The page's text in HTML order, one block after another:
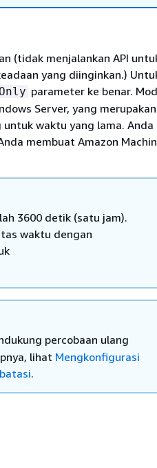
(tidak menjalankan API
yang diinginkan.)
parameter ke benar.
Server, yang merupakan
waktu yang lama. Anda
membuat Amazon
3600 detik (satu jam).
waktu dengan
percobaan ulang
lihat Mengkonfigurasi
.